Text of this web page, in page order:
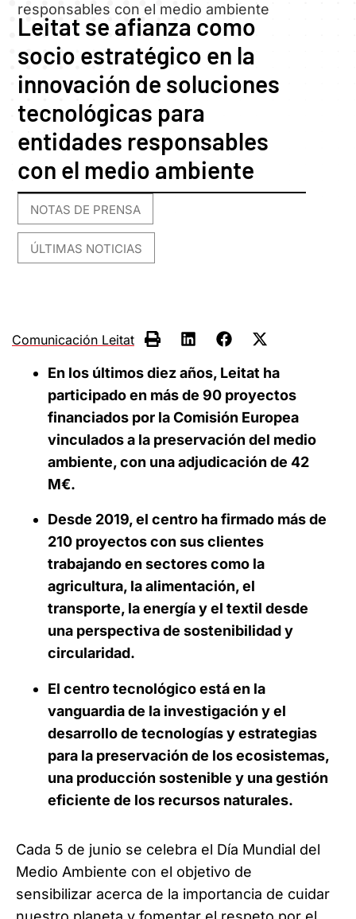
responsables con el medio ambiente
Leitat se afianza como
socio estratégico en la
innovación de soluciones
tecnológicas para
entidades responsables
con el medio ambiente
NOTAS DE PRENSA
ÚLTIMAS NOTICIAS
Comunicación Leitat
En los últimos diez años, Leitat ha
participado en más de 90 proyectos
financiados por la Comisión Europea
vinculados a la preservación del medio
ambiente, con una adjudicación de 42
M€.
Desde 2019, el centro ha firmado más de
210 proyectos con sus clientes
trabajando en sectores como la
agricultura, la alimentación, el
transporte, la energía y el textil desde
una perspectiva de sostenibilidad y
circularidad.
El centro tecnológico está en la
vanguardia de la investigación y el
desarrollo de tecnologías y estrategias
para la preservación de los ecosistemas,
una producción sostenible y una gestión
eficiente de los recursos naturales.
Cada 5 de junio se celebra el Día Mundial del
Medio Ambiente con el objetivo de
sensibilizar acerca de la importancia de cuidar